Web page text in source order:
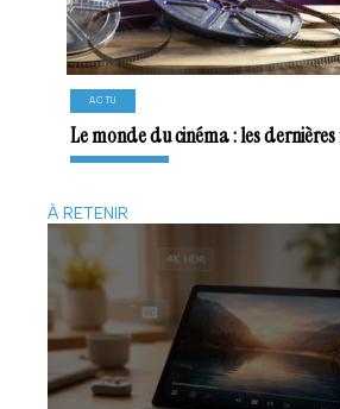
ACTU
Le monde du cinéma : les
À RETENIR